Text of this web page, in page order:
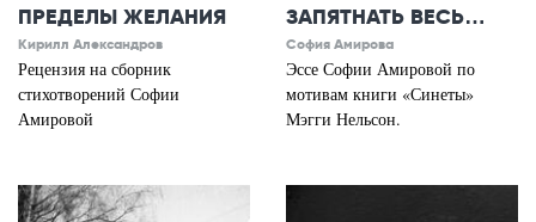
ПРЕДЕЛЫ ЖЕЛАНИЯ
Кирилл Александров
Рецензия на сборник
стихотворений Софии
Амировой
ЗАПЯТНАТЬ ВЕСЬ…
София Амирова
Эссе Софии Амировой по
мотивам книги «Синеты»
Мэгги Нельсон.